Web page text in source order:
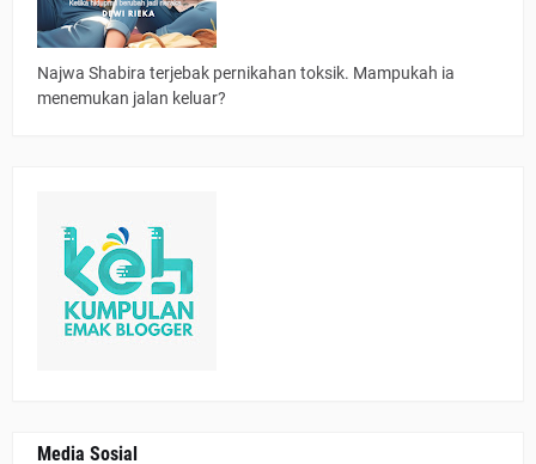
Najwa Shabira terjebak pernikahan toksik. Mampukah ia
menemukan jalan keluar?
Media Sosial